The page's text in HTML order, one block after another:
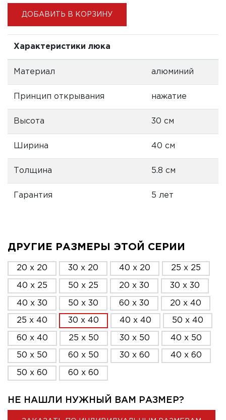
ДОБАВИТЬ В КОРЗИНУ
Характеристики люка
Материал алюминий
Принцип открывания нажатие
Высота 30 см
Ширина 40 см
Толщина 5.8 см
Гарантия 5 лет
ДРУГИЕ РАЗМЕРЫ ЭТОЙ СЕРИИ
20 x 20 30 x 20 40 x 20 25 x 25
40 x 25 50 x 25 20 x 30 30 x 30
40 x 30 50 x 30 60 x 30 20 x 40
25 x 40 30 x 40 40 x 40 50 x 40
60 x 40 25 x 50 30 x 50 40 x 50
50 x 50 60 x 50 30 x 60 40 x 60
50 x 60 60 x 60
НЕ НАШЛИ НУЖНЫЙ ВАМ РАЗМЕР?